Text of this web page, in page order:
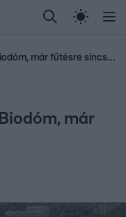
Randi Celeb vagyok,
Wanted Gallusz
Bármikor beomolhat a Biodóm, már fűtésre sincs pénz
már